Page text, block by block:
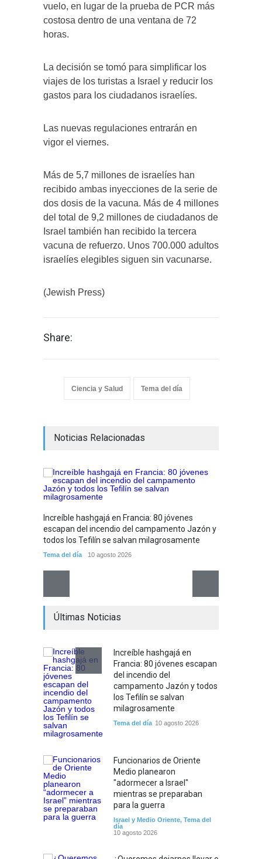
vuelo, en lugar de la prueba de PCR más
costosa dentro de una ventana de 72
horas.
La decisión se tomó para simplificar los
viajes de los turistas a Israel y reducir los
gastos para los ciudadanos israelíes.
Las nuevas regulaciones entrarán en
vigor el viernes.
Más de 5,7 millones de israelíes han
recibido ambas inyecciones de la serie de
dos dosis de la vacuna. Más de 4 millones
del total de 9,2 millones de ciudadanos de
Israel también han recibido la tercera
vacuna de refuerzo. Unos 700.000 adultos
israelíes elegibles siguen sin vacunarse.
(Jewish Press)
Share:
Ciencia y Salud Tema del día
Noticias Relacionadas
Increíble hashgajá en Francia: 80 jóvenes
escapan del incendio del campamento Jazón y
todos los Tefilín se salvan milagrosamente
Tema del día 10 agosto 2026
Últimas Noticias
Increíble hashgajá en
Francia: 80 jóvenes escapan
del incendio del
campamento Jazón y todos
los Tefilín se salvan
milagrosamente
Tema del día 10 agosto 2026
Funcionarios de Oriente
Medio planearon
"adormecer a Israel"
mientras se preparaban
para la guerra
Israel y Medio Oriente, Tema del
día
10 agosto 2026